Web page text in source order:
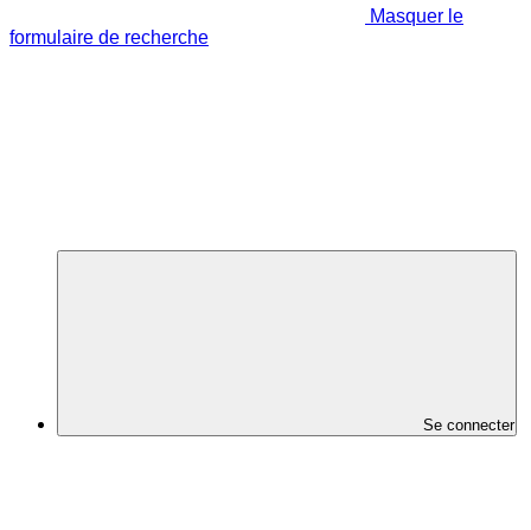
Masquer le
formulaire de recherche
Se connecter